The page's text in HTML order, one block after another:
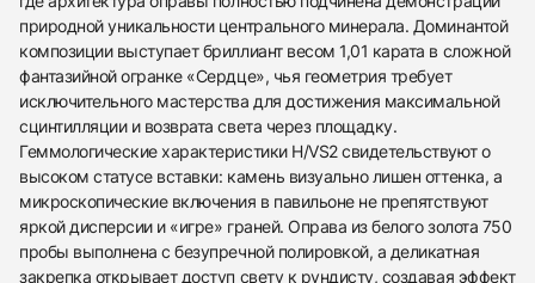
438
285
145
142
205
204
195
150
6
природной уникальности центрального минерала. Доминантой
композиции выступает бриллиант весом 1,01 карата в сложной
фантазийной огранке «Сердце», чья геометрия требует
исключительного мастерства для достижения максимальной
сцинтилляции и возврата света через площадку.
Геммологические характеристики H/VS2 свидетельствуют о
высоком статусе вставки: камень визуально лишен оттенка, а
микроскопические включения в павильоне не препятствуют
яркой дисперсии и «игре» граней. Оправа из белого золота 750
пробы выполнена с безупречной полировкой, а деликатная
закрепка открывает доступ свету к рундисту, создавая эффект